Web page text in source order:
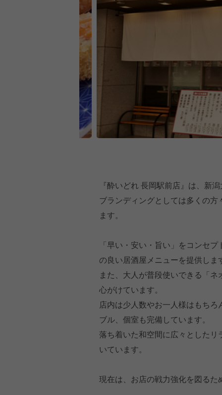
『酔いどれ 長岡駅前店』は、新
ブランディングとしては多くの
ます。
「早い・安い・旨い」をコンセ
の良い居酒屋メニューを提供しま
また、大人が普段使いできる「
心がけています。
店内は少人数やお一人様はもち
ブル、個室も完備しています。
落ち着いた和空間に広々とした
いています。
現在は、お店の戦力強化を図るた